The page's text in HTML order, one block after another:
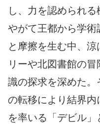
し、力を認められる
やがて王都から学
と摩擦を生む中、
リーや北図書館の
識の探求を深めた
の転移により結界
を率いる「デビル